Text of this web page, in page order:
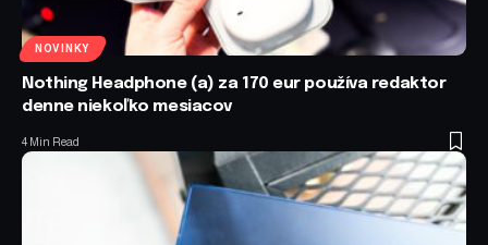
NOVINKY
Nothing Headphone (a) za 170 eur používa redaktor
denne niekoľko mesiacov
4 Min Read